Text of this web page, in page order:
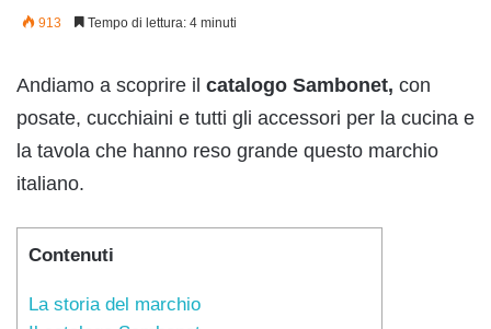
913 Tempo di lettura: 4 minuti
Andiamo a scoprire il catalogo Sambonet, con
posate, cucchiaini e tutti gli accessori per la cucina e
la tavola che hanno reso grande questo marchio
italiano.
Contenuti
La storia del marchio